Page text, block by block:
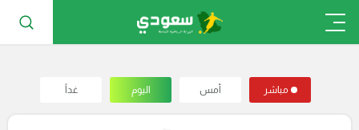
مباشر أمس اليوم غداً